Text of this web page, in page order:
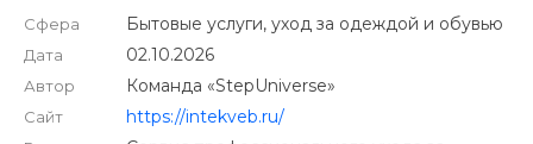
Сфера
Дата
Автор
Сайт
Бытовые услуги, уход за одеждой и обувью
02.10.2026
Команда «StepUniverse»
https://intekveb.ru/